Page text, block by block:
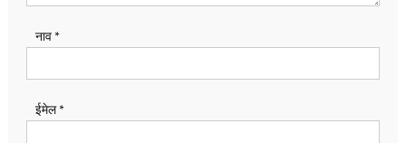
नाव*
ईमेल*